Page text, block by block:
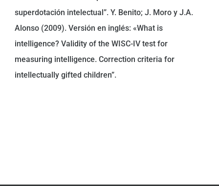
superdotación intelectual”. Y. Benito; J. Moro y J.A.
Alonso (2009). Versión en inglés: «What is
intelligence? Validity of the WISC-IV test for
measuring intelligence. Correction criteria for
intellectually gifted children”.